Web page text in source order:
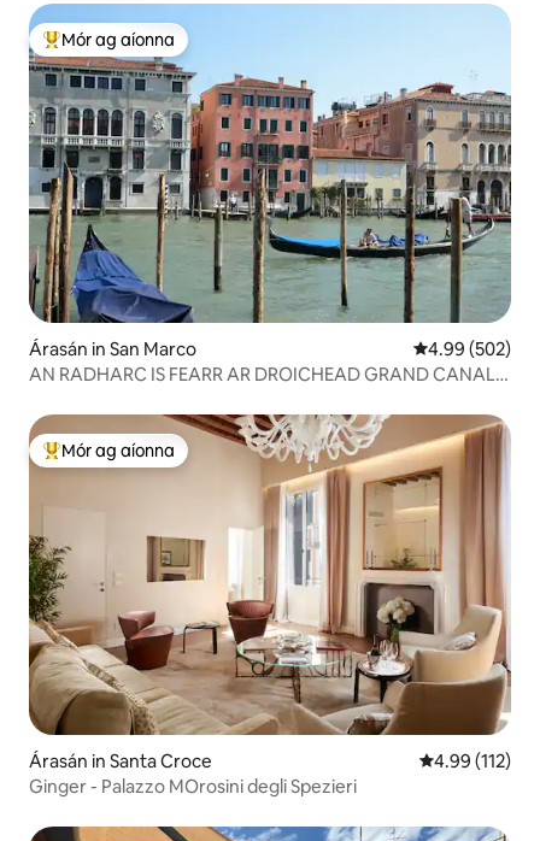
An-mhór ag aíonna
Mór ag aíonna
Árasán in San Marco Meánrátáil
4.99 (502)
AN RADHARC IS FEARR AR DROICHEAD GRAND CANAL -
An-mhór ag aíonna
Mór ag aíonna
Árasán in Santa Croce Meánrátáil
4.99 (112)
Ginger - Palazzo MOrosini degli Spezieri